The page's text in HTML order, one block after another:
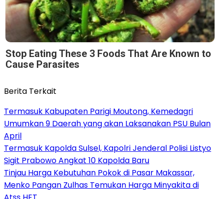
Stop Eating These 3 Foods That Are Known to
Cause Parasites
Berita Terkait
Termasuk Kabupaten Parigi Moutong, Kemedagri
Umumkan 9 Daerah yang akan Laksanakan PSU Bulan
April
Termasuk Kapolda Sulsel, Kapolri Jenderal Polisi Listyo
Sigit Prabowo Angkat 10 Kapolda Baru
Tinjau Harga Kebutuhan Pokok di Pasar Makassar,
Menko Pangan Zulhas Temukan Harga Minyakita di